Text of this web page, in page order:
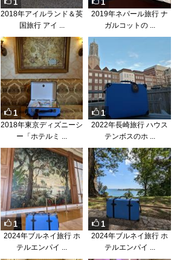
1
2018年アイルランド＆英
国旅行 アイ ...
1
2019年ネパール旅行 ナ
ガルコットの ...
1
2018年東京ディズニーシ
ー「ホテルミ ...
1
2022年長崎旅行 ハウス
テンボスのホ ...
1
2024年ブルネイ旅行 ホ
テルエンパイ ...
1
2024年ブルネイ旅行 ホ
テルエンパイ ...